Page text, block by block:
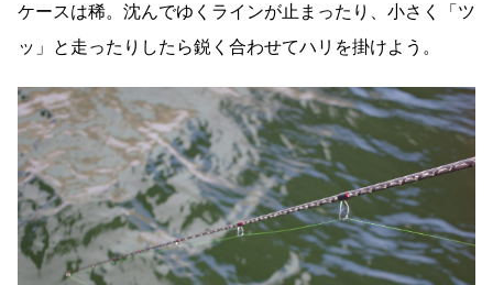
ケースは稀。沈んでゆくラインが止まったり、小さく「ツ
ッ」と走ったりしたら鋭く合わせてハリを掛けよう。